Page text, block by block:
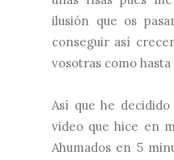
ilusión que os
conseguir así
vosotras como hasta
Así que he
video que hice en
Ahumados en 5